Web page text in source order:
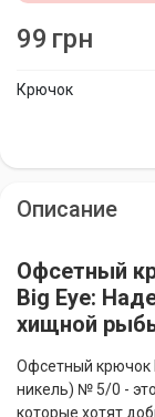
Крючок
99 грн
Описание
Офсетный
Big Eye:
хищной
Офсетный крючок
никель) № 5/0 -
которые хотят